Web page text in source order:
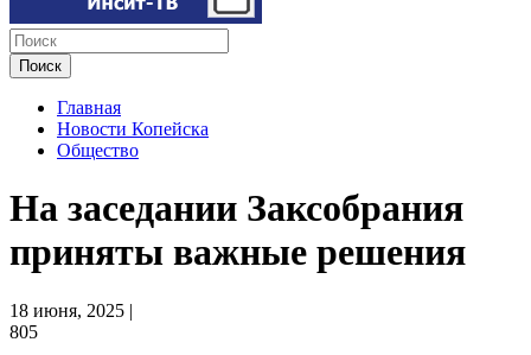
Главная
Новости Копейска
Общество
На заседании Заксобрания
приняты важные решения
18 июня, 2025 |
805